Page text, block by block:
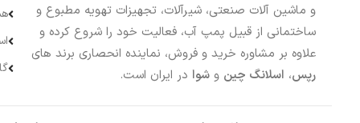
و ماشین آلات صنعتی، شیرآلات، تجهیزات تهویه مطبوع و
ساختمانی از قبیل پمپ آب، فعالیت خود را شروع کرده و
علاوه بر مشاوره خرید و فروش، نماینده انحصاری برند های
رپس، اسلانگ چین و شوا در ایران است.